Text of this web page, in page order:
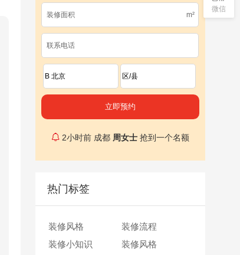
m²
分钟前 成都廖女士
1小时前 成都王先生抢到一个名额
2小时前 成都 周女士 抢到一个名额
2小时前 成都
40分钟前 成都廖女士抢到一个名额
1小时前 成都 王先生抢到一个名额
2小时前 成都 周女士抢到一个名额
热门标签
装修风格
装修流程
装修小知识
装修风格
微信